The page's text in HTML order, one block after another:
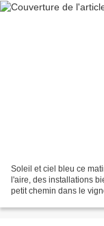
Soleil et ciel bleu ce
l'aire, des installations
petit chemin dans le